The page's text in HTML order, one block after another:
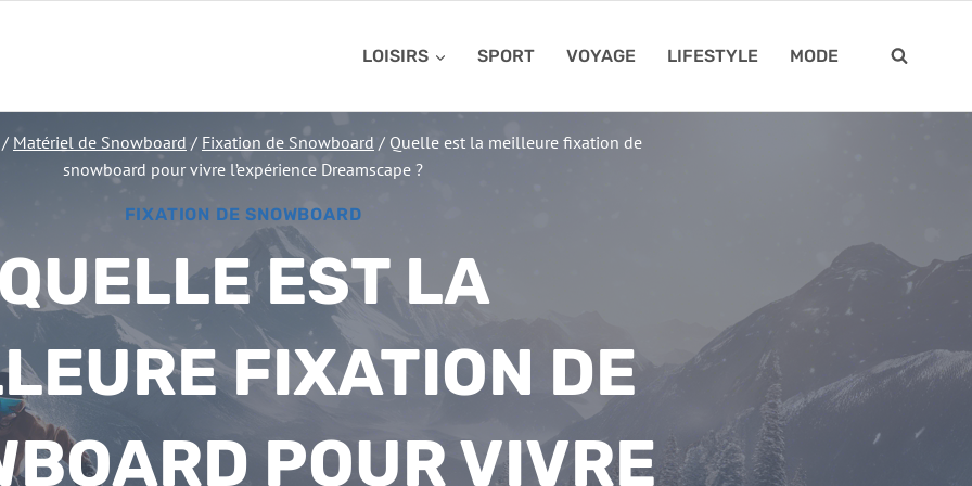
LOISIRS SPORT VOYAGE LIFESTYLE MODE
/ Matériel de Snowboard / Fixation de Snowboard / Quelle est la meilleure fixation de
snowboard pour vivre l’expérience Dreamscape ?
FIXATION DE SNOWBOARD
EST LA
FIXATION DE
POUR VIVRE